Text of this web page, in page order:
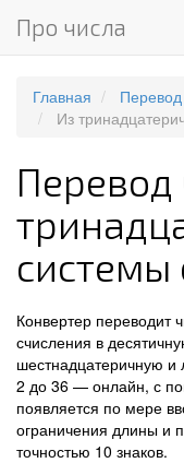
Про числа
Главная
Из
Перевод
системы
Конвертер переводит
счисления в
шестнадцатеричную и
2 до 36 — онлайн, с
появляется по мере
ограничения длины и
точностью 10 знаков.